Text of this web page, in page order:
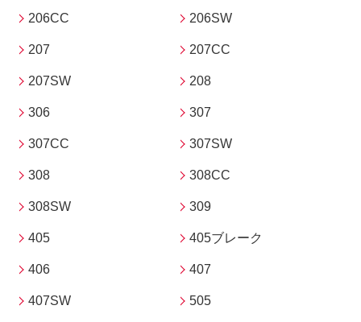
206CC 206SW
207 207CC
207SW 208
306 307
307CC 307SW
308 308CC
308SW 309
405 405ブレーク
406 407
407SW 505